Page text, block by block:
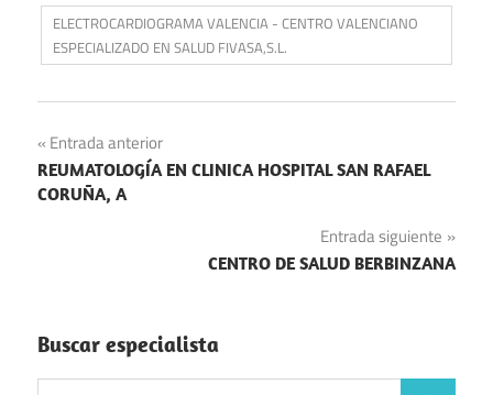
ELECTROCARDIOGRAMA VALENCIA - CENTRO VALENCIANO
ESPECIALIZADO EN SALUD FIVASA,S.L.
Navegación
de
Entrada anterior
REUMATOLOGÍA EN CLINICA HOSPITAL SAN RAFAEL
CORUÑA, A
Entrada siguiente
CENTRO DE SALUD BERBINZANA
Buscar especialista